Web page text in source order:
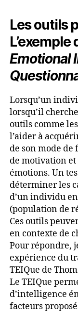
Les outils
L’exemple
Emotional
Lorsqu’un
lorsqu’il
outils comme
l’aider à
de son mode
de motivation et
émotions. Un
déterminer les
d’un individu
(population de
Ces outils
en contexte de
Pour répondre,
expérience du
TEIQue de
Le TEIQue
d’intelligence
facteurs